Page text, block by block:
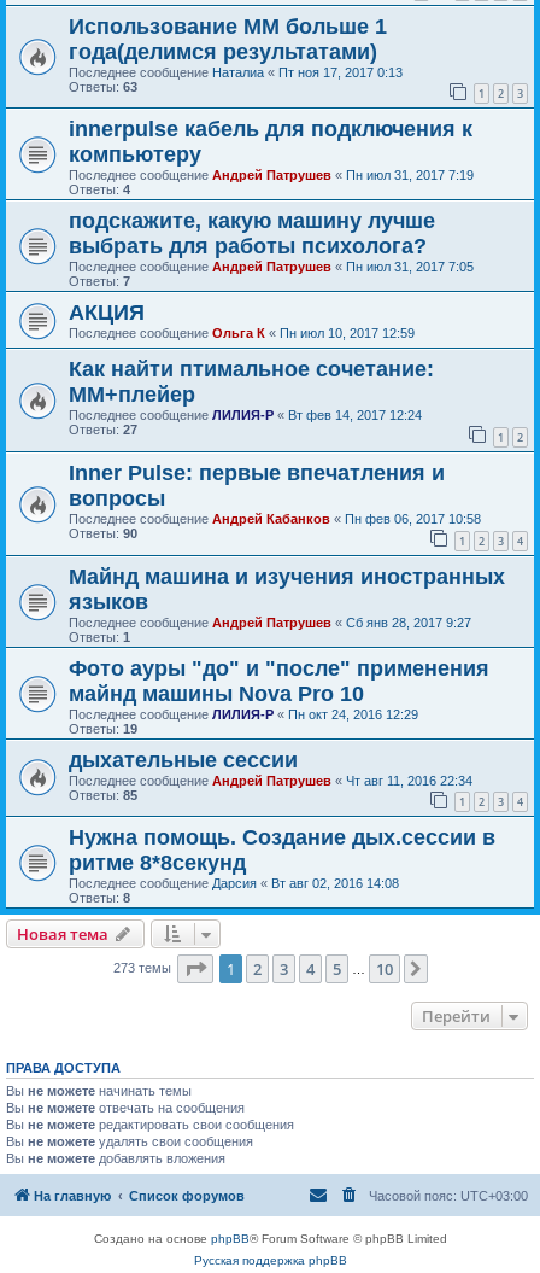
Использование ММ больше 1
года(делимся результатами)
Последнее сообщение Наталиа « Пт ноя 17, 2017 0:13
Ответы: 63 1 2 3
innerpulse кабель для подключения к
компьютеру
Последнее сообщение Андрей Патрушев « Пн июл 31, 2017 7:19
Ответы: 4
подскажите, какую машину лучше
выбрать для работы психолога?
Последнее сообщение Андрей Патрушев « Пн июл 31, 2017 7:05
Ответы: 7
АКЦИЯ
Последнее сообщение Ольга К « Пн июл 10, 2017 12:59
Как найти птимальное сочетание:
ММ+плейер
Последнее сообщение ЛИЛИЯ-Р « Вт фев 14, 2017 12:24
Ответы: 27 1 2
Inner Pulse: первые впечатления и
вопросы
Последнее сообщение Андрей Кабанков « Пн фев 06, 2017 10:58
Ответы: 90 1 2 3 4
Майнд машина и изучения иностранных
языков
Последнее сообщение Андрей Патрушев « Сб янв 28, 2017 9:27
Ответы: 1
Фото ауры "до" и "после" применения
майнд машины Nova Pro 10
Последнее сообщение ЛИЛИЯ-Р « Пн окт 24, 2016 12:29
Ответы: 19
дыхательные сессии
Последнее сообщение Андрей Патрушев « Чт авг 11, 2016 22:34
Ответы: 85 1 2 3 4
Нужна помощь. Создание дых.сессии в
ритме 8*8секунд
Последнее сообщение Дарсия « Вт авг 02, 2016 14:08
Ответы: 8
Новая тема
273 темы Страница из 10
1 2 3 4 5 10
Перейти
ПРАВА ДОСТУПА
Вы не можете начинать темы
Вы не можете отвечать на сообщения
Вы не можете редактировать свои сообщения
Вы не можете удалять свои сообщения
Вы не можете добавлять вложения
На главную Список форумов Часовой пояс: UTC+03:00
Создано на основе phpBB® Forum Software © phpBB Limited
Русская поддержка phpBB